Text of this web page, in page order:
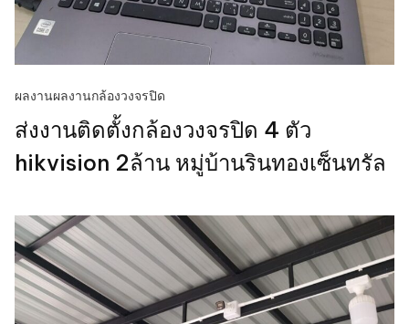
ผลงานผลงานกล้องวงจรปิด
ส่งงานติดตั้งกล้องวงจรปิด 4 ตัว
hikvision 2ล้าน หมู่บ้านรินทองเซ็นทรัล